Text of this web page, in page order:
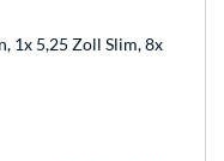
1x 5,25 Zoll Slim, 8x